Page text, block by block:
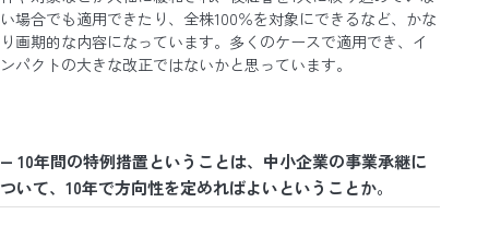
い場合でも適用できたり、全株100％を対象にできるなど、かな
り画期的な内容になっています。多くのケースで適用でき、イ
ンパクトの大きな改正ではないかと思っています。
― 10年間の特例措置ということは、中小企業の事業承継に
ついて、10年で方向性を定めればよいということか。